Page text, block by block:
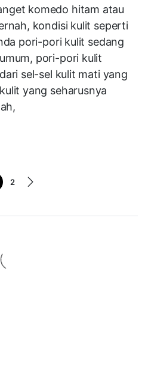
komedo hitam atau
kondisi kulit seperti
pori-pori kulit sedang
pori-pori kulit
sel-sel kulit mati yang
yang seharusnya
2